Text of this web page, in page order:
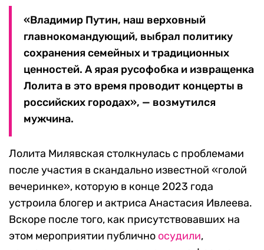
«Владимир Путин, наш верховный
главнокомандующий, выбрал политику
сохранения семейных и традиционных
ценностей. А ярая русофобка и извращенка
Лолита в это время проводит концерты в
российских городах», — возмутился
мужчина.
Лолита Милявская столкнулась с проблемами
после участия в скандально известной «голой
вечеринке», которую в конце 2023 года
устроила блогер и актриса Анастасия Ивлеева.
Вскоре после того, как присутствовавших на
этом мероприятии публично осудили,